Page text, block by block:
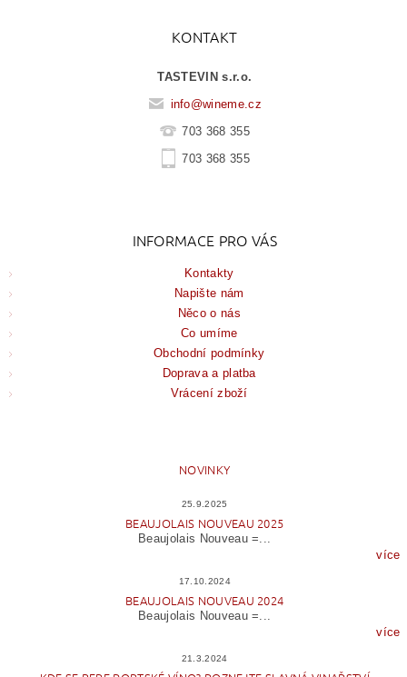
KONTAKT
TASTEVIN s.r.o.
info@wineme.cz
703 368 355
703 368 355
INFORMACE PRO VÁS
Kontakty
Napište nám
Něco o nás
Co umíme
Obchodní podmínky
Doprava a platba
Vrácení zboží
NOVINKY
25.9.2025
BEAUJOLAIS NOUVEAU 2025
Beaujolais Nouveau =...
více
17.10.2024
BEAUJOLAIS NOUVEAU 2024
Beaujolais Nouveau =...
více
21.3.2024